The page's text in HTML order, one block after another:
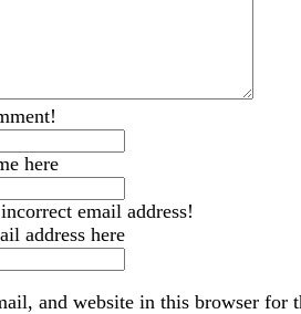
here
email address!
address here
and website in this browser for